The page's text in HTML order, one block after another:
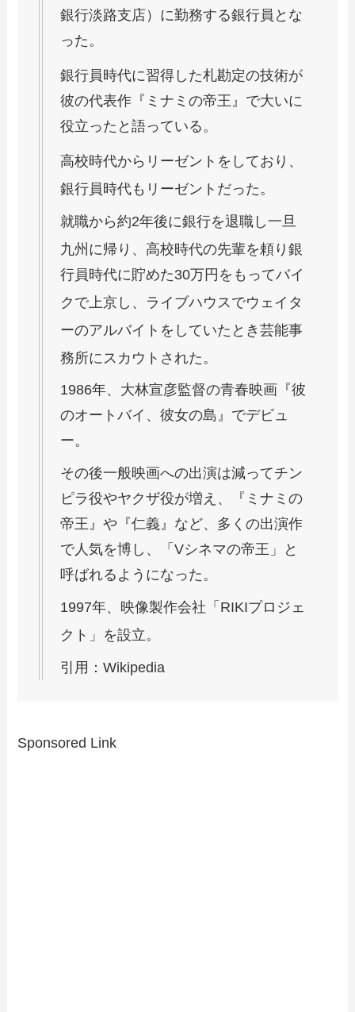
銀行淡路支店）に勤務する銀行員とな
った。
銀行員時代に習得した札勘定の技術が
彼の代表作『ミナミの帝王』で大いに
役立ったと語っている。
高校時代からリーゼントをしており、
銀行員時代もリーゼントだった。
就職から約2年後に銀行を退職し一旦
九州に帰り、 高校時代の先輩を頼り銀
行員時代に貯めた30万円をもってバイ
クで上京し、 ライブハウスでウェイタ
ーのアルバイト をしていたとき芸能事
務所にスカウトされた。
1986年、大林宣彦監督の青春映画『彼
のオートバイ、彼女の島』でデビュ
ー。
その後一般映画への出演は減ってチン
ピラ役やヤクザ役が増え、『ミナミの
帝王』や『仁義』など、多くの出演作
で人気を博し、「Vシネマの帝王」と
呼ばれるようになった。
1997年、映像製作会社「RIKIプロジェ
クト」を設立。
引用：Wikipedia
Sponsored Link